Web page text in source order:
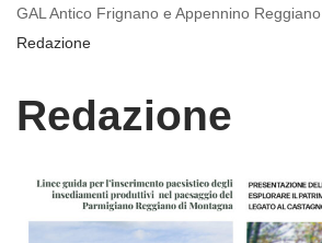
GAL Antico Frignano e Appennino Reggiano
Redazione
Redazione